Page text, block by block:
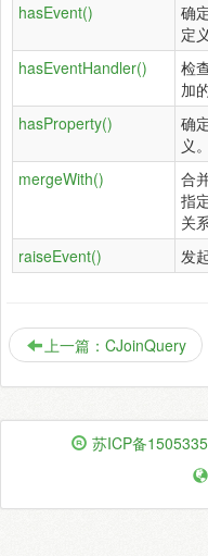
hasEvent()
确
定
hasEventHandler()
检
加
hasProperty()
确
义。
mergeWith()
合
指
关
raiseEvent() 发
上一篇：CJoinQuery
苏ICP备